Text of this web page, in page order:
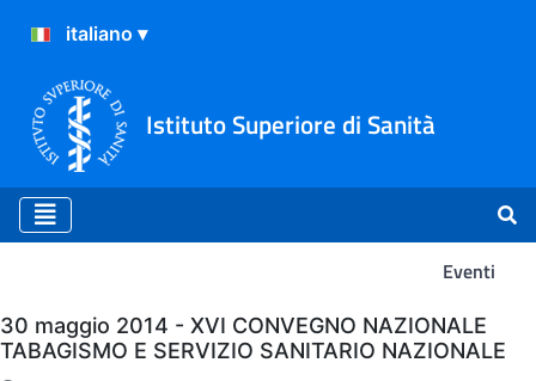
Istituto Superiore di Sanità
Eventi
Eventi
30 maggio 2014 - XVI CONVEGNO NAZIONALE
TABAGISMO E SERVIZIO SANITARIO NAZIONALE